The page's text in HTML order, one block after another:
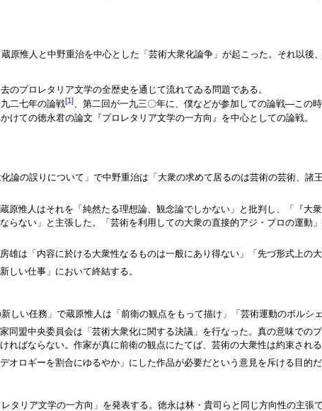
原惟人と中野重治を中心とした「芸術大衆化論争」が起こった。それ以
プロレタリア文学の全歴史を通じて流れてゐる問題である。
二七年の論戦[1]、第二回が一九三〇年に、僕などが参加しての論戦―この
ての徳永君の論文『プロレタリア文学の一方向』を中心としての論戦。
論の誤りについて」で中野重治は「大衆の求めて居るのは芸術の芸術、
原惟人はそれを「純然たる理想論、観念論でしかない」と批判し、「『大
らない」と主張した。「芸術を利用しての大衆の直接的アジ・プロの運動
雄は「内容に於ける大衆性なるものは一般にあり得ない」「先づ形式上の
しい仕事」において終結する。
しい任務」で蔵原惟人は「前衛の観点をもって描け」「芸術運動のボルシ
同盟中央委員会は「芸術大衆化に関する決議」を行なった。真の意味での
ればならない。作家が真に前衛の観点にたてば、芸術の大衆性は約束される
ロギーを割合にゆるやか」にした作品が必要だという意見を斥ける目的だ
タリア文学の一方向」を発表する。徳永は林・貴司らと同じ方向性の主張で